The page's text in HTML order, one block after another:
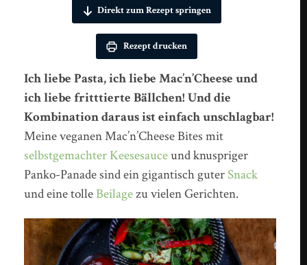
Direkt zum Rezept springen
Rezept drucken
Ich liebe Pasta, ich liebe Mac’n’Cheese und
ich liebe fritttierte Bällchen! Und die
Kombination daraus ist einfach unschlagbar!
Meine veganen Mac’n’Cheese Bites mit
selbstgemachter Keesesauceund knuspriger
Panko-Panade sind ein gigantisch guter Snack
und eine tolle Beilagezu vielen Gerichten.